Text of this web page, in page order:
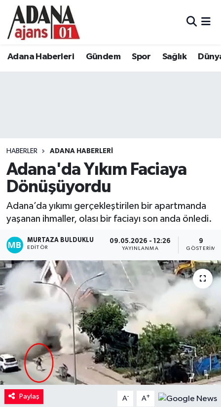
Adana Haberleri Gündem Spor Sağlık
HABERLER ADANA HABERLERI
Adana'da Yıkım Faciaya
Dönüşüyordu
Adana’da yıkımı gerçekleştirilen bir apartmanda
yaşanan ihmaller, olası bir faciayı son anda önledi.
MURTAZA BULDUKLU
EDITÖR
09.05.2026 - 12:26
YAYINLANMA
9
GÖSTERIM
Paylaş A- A+
Adana Haberleri
Eğitim
Siyaset
Ekonomi
Kadın
Magazin
Yaşam
Adana Nöbetçi Eczaneler
Tüm Manşetler
Son Dakika Haberleri
Haber Arşivi